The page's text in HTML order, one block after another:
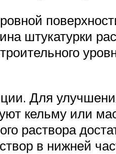
штукатурки
Для
кельму или
раствора
в нижней